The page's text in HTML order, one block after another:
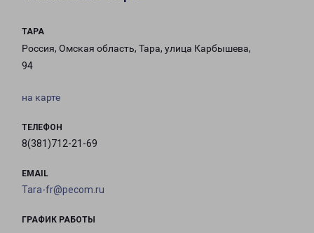
ТАРА
Россия, Омская область, Тара, улица Карбышева,
94
на карте
ТЕЛЕФОН
8(381)712-21-69
EMAIL
Tara-fr@pecom.ru
ГРАФИК РАБОТЫ